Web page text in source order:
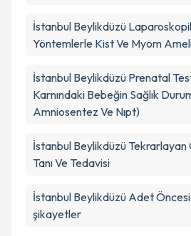
İstanbul Beylikdüzü
Yöntemlerle Kist Ve Myom
İstanbul Beylikdüzü Prenatal
Karnındaki Bebeğin Sağlık
Amniosentez Ve Nıpt)
İstanbul Beylikdüzü Tekrarlayan
Tanı Ve Tedavisi
İstanbul Beylikdüzü Adet
şikayetler